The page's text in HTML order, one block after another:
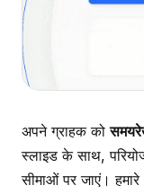
अपने ग्राहक को
स्लाइड के साथ,
सीमाओं पर जाएं।